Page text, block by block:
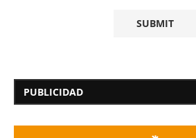
PUBLICIDAD